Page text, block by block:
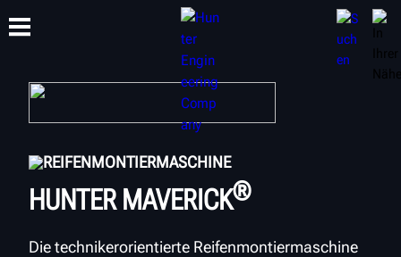
SCHULUNG
REIFENMONTIERMASCHINE
HUNTER MAVERICK®
Die technikerorientierte Reifenmontiermaschine